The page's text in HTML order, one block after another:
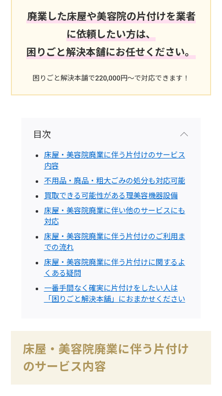
廃業した床屋や美容院の片付けを業者
に依頼したい方は、
困りごと解決本舗にお任せください。
困りごと解決本舗で220,000円～で対応できます！
目次
床屋・美容院廃業に伴う片付けのサービス
内容
不用品・廃品・粗大ごみの処分も対応可能
買取できる可能性がある理美容機器設備
床屋・美容院廃業に伴い他のサービスにも
対応
床屋・美容院廃業に伴う片付けのご利用ま
での流れ
床屋・美容院廃業に伴う片付けに関するよ
くある疑問
一番手間なく確実に片付けをしたい人は
「困りごと解決本舗」におまかせください
床屋・美容院廃業に伴う片付け
のサービス内容